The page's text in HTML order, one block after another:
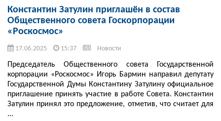
Константин Затулин приглашён в состав
Общественного совета Госкорпорации
«Роскосмос»
17.06.2025 15:37 Новости
Председатель Общественного совета Государственной
корпорации «Роскосмос» Игорь Бармин направил депутату
Государственной Думы Константину Затулину официальное
приглашение принять участие в работе Совета. Константин
Затулин принял это предложение, отметив, что считает для
...